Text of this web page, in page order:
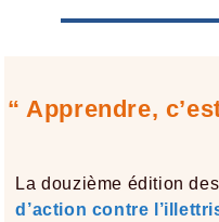
“ Apprendre,
La douzième édition des
d’action contre